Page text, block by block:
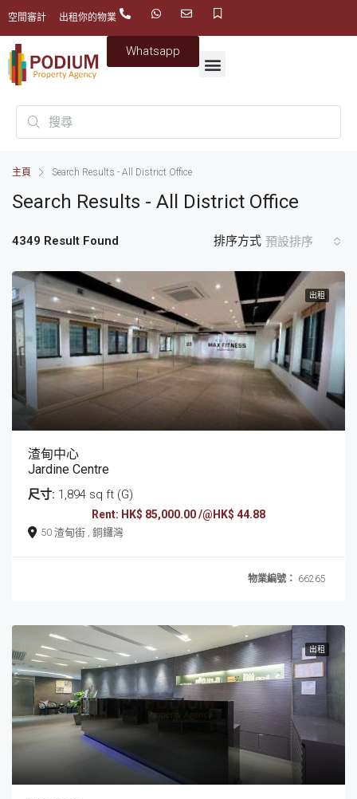
空間審計 出租你的物業
Whatsapp
主頁 Search Results - All District Office
Search Results - All District Office
4349 Result Found 排序方式 預設排序
出租
渣甸中心
Jardine Centre
尺寸: 1,894 sq ft (G)
Rent: HK$ 85,000.00 /@HK$ 44.88
50 渣甸街 , 銅鑼灣
物業編號： 66265
出租